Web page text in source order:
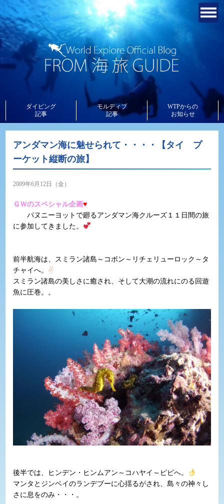
ダイビング
記事
モルディブ
記事
WTPからの
お知らせ
アンダマン海に魅せられて・・・・【タイ プ
ーケット縦断の旅】
2009年6月12日（金）
ＧＷのスペシャル企画♥
パヌニーヨットで廻るアンダマン海クルーズ１１日間の旅
に参加してきました。
前半航海は、スミラン諸島～コボン～リチェリューロック～タ
チャイへ。 ✌
スミラン諸島の美しさに癒され、そして大潮の流れにのる回遊
魚に圧巻。。
後半では、ヒンデン・ヒンムアン～コハヤイ～ピピへ。
マンタとジンベイのランデブーに心揺るがされ、島々の神々し
さに息をのみ・・・。